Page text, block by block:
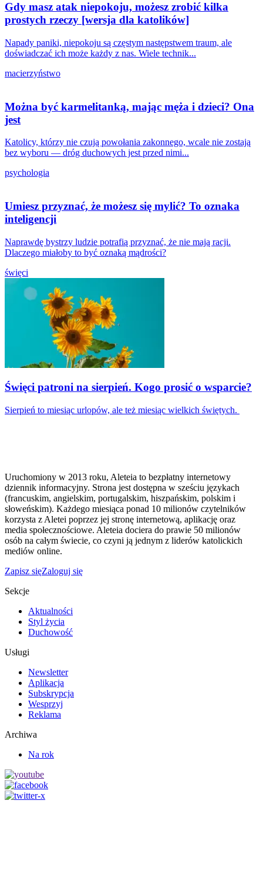
Gdy masz atak niepokoju, możesz zrobić kilka
prostych rzeczy [wersja dla katolików]
Napady paniki, niepokoju są częstym następstwem traum, ale
doświadczać ich może każdy z nas. Wiele technik...
macierzyństwo
Można być karmelitanką, mając męża i dzieci? Ona
jest
Katolicy, którzy nie czują powołania zakonnego, wcale nie zostają
bez wyboru — dróg duchowych jest przed nimi...
psychologia
Umiesz przyznać, że możesz się mylić? To oznaka
inteligencji
Naprawdę bystrzy ludzie potrafią przyznać, że nie mają racji.
Dlaczego miałoby to być oznaką mądrości?
święci
Święci patroni na sierpień. Kogo prosić o wsparcie?
Sierpień to miesiąc urlopów, ale też miesiąc wielkich świętych.
Uruchomiony w 2013 roku, Aleteia to bezpłatny internetowy
dziennik informacyjny. Strona jest dostępna w sześciu językach
(francuskim, angielskim, portugalskim, hiszpańskim, polskim i
słoweńskim). Każdego miesiąca ponad 10 milionów czytelników
korzysta z Aletei poprzez jej stronę internetową, aplikację oraz
media społecznościowe. Aleteia dociera do prawie 50 milionów
osób na całym świecie, co czyni ją jednym z liderów katolickich
mediów online.
Zapisz sięZaloguj się
Sekcje
Aktualności
Styl życia
Duchowość
Usługi
Newsletter
Aplikacja
Subskrypcja
Wesprzyj
Reklama
Archiwa
Na rok